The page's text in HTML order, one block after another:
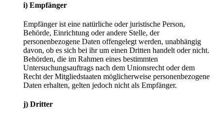
i) Empfänger
Empfänger ist eine natürliche oder juristische Person,
Behörde, Einrichtung oder andere Stelle, der
personenbezogene Daten offengelegt werden, unabhängig
davon, ob es sich bei ihr um einen Dritten handelt oder nicht.
Behörden, die im Rahmen eines bestimmten
Untersuchungsauftrags nach dem Unionsrecht oder dem
Recht der Mitgliedstaaten möglicherweise personenbezogene
Daten erhalten, gelten jedoch nicht als Empfänger.
j) Dritter